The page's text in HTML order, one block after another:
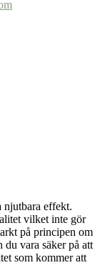
njutbara effekt.
vilket inte gör
på principen om
vara säker på att
som kommer att